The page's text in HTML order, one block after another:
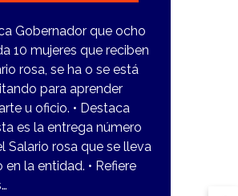
Gobernador que ocho
10 mujeres que reciben
rosa, se ha o se está
para aprender
u oficio. • Destaca
es la entrega número
Salario rosa que se lleva
en la entidad. • Refiere